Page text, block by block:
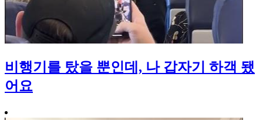
비행기를 탔을 뿐인데, 나 갑자기 하객 됐
어요